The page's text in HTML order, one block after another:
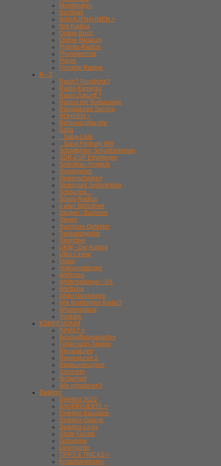
Musiktruhen
Nachhall
NAHAUFNAHMEN >
Not-Radios
Online-Buch
Online-Museum
Philetta-Radios
Phonotechnik
Player
Portable Radios
R - Z
Radio? Rundfunk?
Radio-Kameras
Radio Zukunft ?
Radios mit Textanzeige
Reparaturen Service
RÖHREN >
Röhrenprüfgeräte
Saba
.. Saba-Liste
.. Saba Freiburg WIII
Schaltbilder, Schaltbildlesen
SDR-DSP Empfänger
Selbstbau-Projekte
Signalgeber
Skalenscheiben
Skalenseil Seilantriebe
Schnurlos ...
Spass-Radios
s-plan Bibliothek
Stecker / Buchsen
Stereo
Synchron-Detektor
Tonbandgeräte
Tonmöbel
UKW - Der Anfang
Ultra-Linear
Video
Volksempfänger
Walkman
Weltempfänger / DX
Werbung
Widerstandskode
Wie funktioniert Radio?
Wissensstand
Youtube
KOMPENDIUM
INHALT >
Beschaffungsquellen
Fehlersuch-Tabelle
Reparaturen
Reparaturen 2
Restaurierungen
Sammeln
Sicherheit
Wie reparieren?
Detektor
Detektor 2022
BAUPROJEKTE >
Detektor-Bausätze
Detektor-Galerie
Detektor-Links
Gäste-Geräte
Gollodyne
Geschichte
TIPPS & TRICKS >
Kristalldetekoren